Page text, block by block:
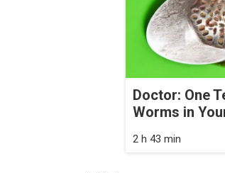
Doctor: One
Worms in
2 h 43 min